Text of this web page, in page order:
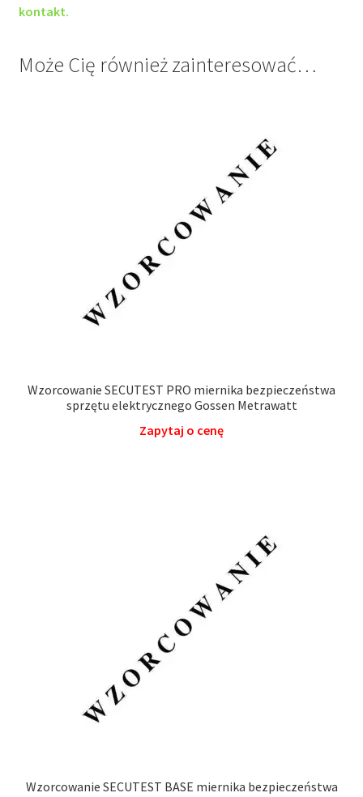
kontakt.
Może Cię również zainteresować…
Wzorcowanie SECUTEST PRO miernika bezpieczeństwa
sprzętu elektrycznego Gossen Metrawatt
Zapytaj o cenę
Wzorcowanie SECUTEST BASE miernika bezpieczeństwa